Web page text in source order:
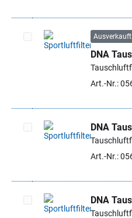
Artikel auswählen
Ausverkauft
DNA
Art.-Nr.:
Artikel auswählen
DNA
Art.-Nr.:
DNA